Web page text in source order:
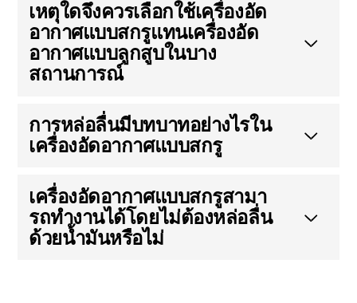
เหตุใดจึงควรเลือกใช้เครื่องอัด
อากาศแบบสกรูแทนเครื่องอัด
อากาศแบบลูกสูบในบาง
สถานการณ์
การหล่อลื่นมีบทบาทอย่างไรใน
เครื่องอัดอากาศแบบสกรู
เครื่องอัดอากาศแบบสกรูสามา
รถทํางานได้โดยไม่ต้องหล่อลื่น
ด้วยน้ำมันหรือไม่